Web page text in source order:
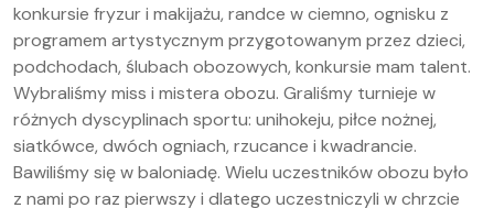
konkursie fryzur i makijażu, randce w ciemno, ognisku z
programem artystycznym przygotowanym przez dzieci,
podchodach, ślubach obozowych, konkursie mam talent.
Wybraliśmy miss i mistera obozu. Graliśmy turnieje w
różnych dyscyplinach sportu: unihokeju, piłce nożnej,
siatkówce, dwóch ogniach, rzucance i kwadrancie.
Bawiliśmy się w baloniadę. Wielu uczestników obozu było
z nami po raz pierwszy i dlatego uczestniczyli w chrzcie